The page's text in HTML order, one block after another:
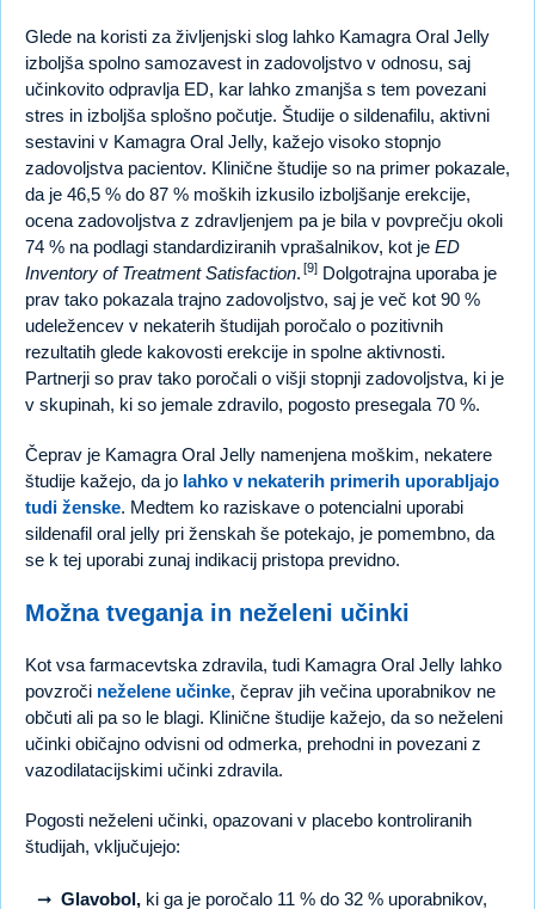
Glede na koristi za življenjski slog lahko Kamagra Oral Jelly
izboljša spolno samozavest in zadovoljstvo v odnosu, saj
učinkovito odpravlja ED, kar lahko zmanjša s tem povezani
stres in izboljša splošno počutje. Študije o sildenafilu, aktivni
sestavini v Kamagra Oral Jelly, kažejo visoko stopnjo
zadovoljstva pacientov. Klinične študije so na primer pokazale,
da je 46,5 % do 87 % moških izkusilo izboljšanje erekcije,
ocena zadovoljstva z zdravljenjem pa je bila v povprečju okoli
74 % na podlagi standardiziranih vprašalnikov, kot je ED
Inventory of Treatment Satisfaction. [9] Dolgotrajna uporaba je
prav tako pokazala trajno zadovoljstvo, saj je več kot 90 %
udeležencev v nekaterih študijah poročalo o pozitivnih
rezultatih glede kakovosti erekcije in spolne aktivnosti.
Partnerji so prav tako poročali o višji stopnji zadovoljstva, ki je
v skupinah, ki so jemale zdravilo, pogosto presegala 70 %.
Čeprav je Kamagra Oral Jelly namenjena moškim, nekatere
študije kažejo, da jo lahko v nekaterih primerih uporabljajo
tudi ženske. Medtem ko raziskave o potencialni uporabi
sildenafil oral jelly pri ženskah še potekajo, je pomembno, da
se k tej uporabi zunaj indikacij pristopa previdno.
Možna tveganja in neželeni učinki
Kot vsa farmacevtska zdravila, tudi Kamagra Oral Jelly lahko
povzroči neželene učinke, čeprav jih večina uporabnikov ne
občuti ali pa so le blagi. Klinične študije kažejo, da so neželeni
učinki običajno odvisni od odmerka, prehodni in povezani z
vazodilatacijskimi učinki zdravila.
Pogosti neželeni učinki, opazovani v placebo kontroliranih
študijah, vključujejo:
Glavobol, ki ga je poročalo 11 % do 32 % uporabnikov,